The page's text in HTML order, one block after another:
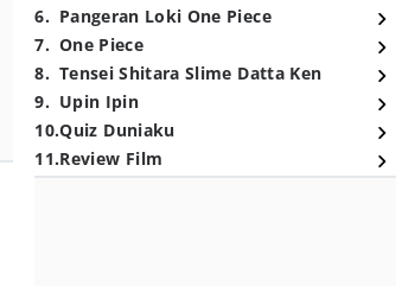
6. Pangeran Loki One Piece
7. One Piece
8. Tensei Shitara Slime Datta Ken
9. Upin Ipin
10.Quiz Duniaku
11.Review Film